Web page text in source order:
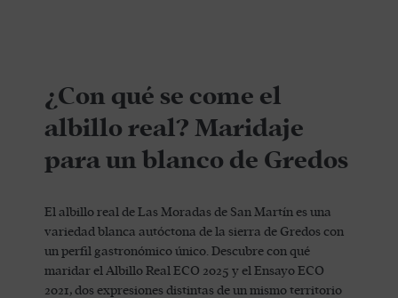
¿Con qué se come el
albillo real? Maridaje
para un blanco de Gredos
El albillo real de Las Moradas de San Martín es una
variedad blanca autóctona de la sierra de Gredos con
un perfil gastronómico único. Descubre con qué
maridar el Albillo Real ECO 2025 y el Ensayo ECO
2021, dos expresiones distintas de un mismo territorio